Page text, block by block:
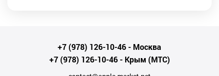
+7 (978) 126-10-46- Москва
+7 (978) 126-10-46- Крым (МТС)